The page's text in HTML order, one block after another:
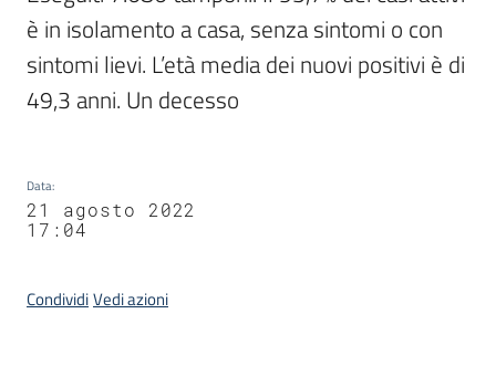
è in isolamento a casa, senza sintomi o con
sintomi lievi. L’età media dei nuovi positivi è di
49,3 anni. Un decesso
Data:
21 agosto 2022
17:04
CondividiVedi azioni